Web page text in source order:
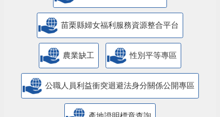
苗栗縣婦女福利服務資源整合平台
農業缺工 性別平等專區
公職人員利益衝突迴避法身分關係公開專區